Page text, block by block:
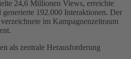
24,6 Millionen Views, erreichte
192.000 Interaktionen. Der
im Kampagnenzeitraum
als zentrale Herausforderung